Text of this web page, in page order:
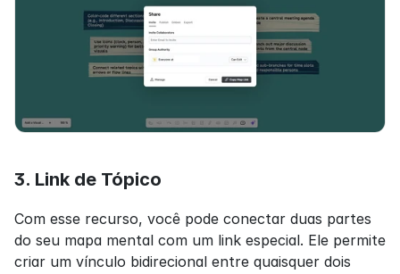
3. Link de Tópico
Com esse recurso, você pode conectar duas partes
do seu mapa mental com um link especial. Ele permite
criar um vínculo bidirecional entre quaisquer dois